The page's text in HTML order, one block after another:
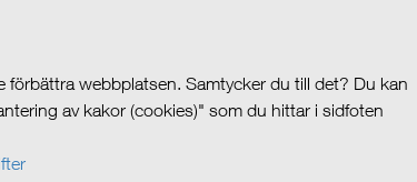
förbättra webbplatsen. Samtycker du till det? Du kan
av kakor (cookies)" som du hittar i sidfoten